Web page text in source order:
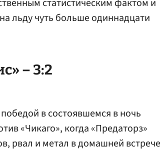
статистическим фактом и
льду чуть больше одиннадцати
– 3:2
в состоявшемся в ночь
«Чикаго», когда «Предаторз»
рвал и метал в домашней встрече